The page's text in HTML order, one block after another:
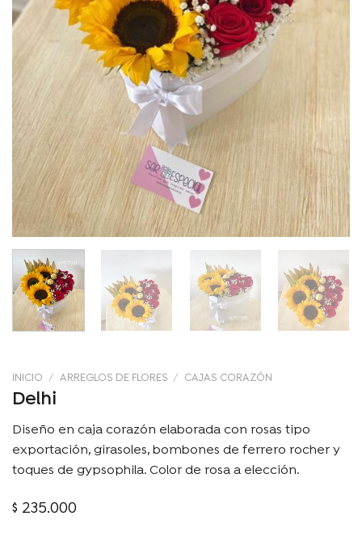
INICIO / ARREGLOS DE FLORES / CAJAS CORAZÓN
Delhi
Diseño en caja corazón elaborada con rosas tipo
exportación, girasoles, bombones de ferrero rocher y
toques de gypsophila. Color de rosa a elección.
$ 235.000